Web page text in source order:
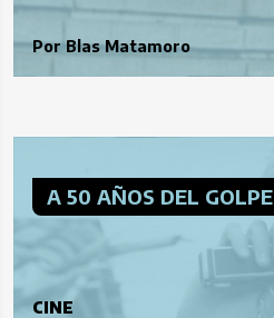
PorBlas Matamoro
A 50 AÑOS DEL GOLPE
CINE